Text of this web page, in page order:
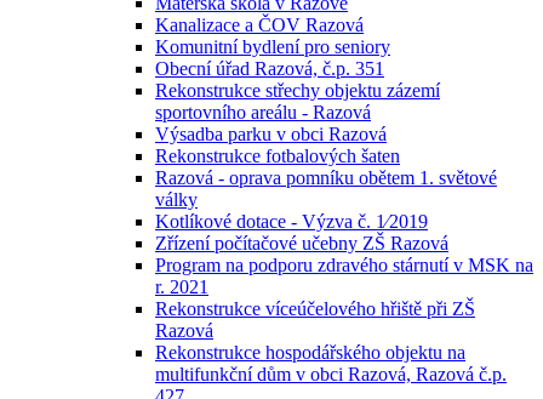
Kanalizace a ČOV Razová
Komunitní bydlení pro seniory
Obecní úřad Razová, č.p. 351
Rekonstrukce střechy objektu zázemí
sportovního areálu - Razová
Výsadba parku v obci Razová
Rekonstrukce fotbalových šaten
Razová - oprava pomníku obětem 1. světové
války
Kotlíkové dotace - Výzva č. 1⁄2019
Zřízení počítačové učebny ZŠ Razová
Program na podporu zdravého stárnutí v MSK na
r. 2021
Rekonstrukce víceúčelového hřiště při ZŠ
Razová
Rekonstrukce hospodářského objektu na
multifunkční dům v obci Razová, Razová č.p.